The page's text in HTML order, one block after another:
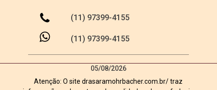
(11) 97399-4155
(11) 97399-4155
05/08/2026
Atenção: O site drasaramohrbacher.com.br/ traz